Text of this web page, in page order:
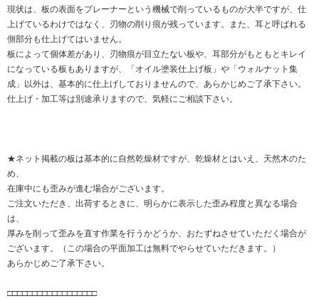
現状は、板の表面をプレーナーという機械で削っているものが大半ですが、仕
上げているわけではなく、刃物の削り痕が残っています。また、耳と呼ばれる
側部分も仕上げてはいません。
板によって個体差があり、刃物痕が目立たない板や、耳部分がもともとキレイ
になっている板もありますが、「オイル塗装仕上げ板」や「ウォルナット集
成」以外は、基本的に仕上げしておりませんので、あらかじめご了承下さい。
仕上げ・加工等は別途承りますので、気軽にご相談下さい。
★ネット掲載の板は基本的に自然乾燥材ですが、乾燥材とはいえ、天然木のた
め、
在庫中にも歪みが進む場合がございます。
ご注文いただき、出荷するときに、明らかに表示した歪み程度と異なる場合
は、
厚みを削って歪みを直す作業を行うかどうか、おたずねさせていただく場合が
ございます。（この場合の平面加工は無料でやらせていただきます。）
あらかじめご了承下さい。
□□□□□□□□□□□□□□□□□□